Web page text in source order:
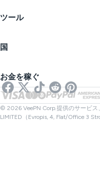
無料VPN
学生割引
ブログ
プライバシーポリシー
クッキープリファレンス
インターネットプライバシー
匿名IP
ストリーミング用VPN
Netflix用VPN
ツール
あなたのIPを隠す
オンラインSMS
リンクチェッカー
ファイルチェック
国
イギリスVPN
カナダVPN
トルコVPN
お金を稼ぐ
アフィリエイト
© 2026 VeePN Corp.提供のサービ
LIMITED（Evropis, 4, Flat/Office 3